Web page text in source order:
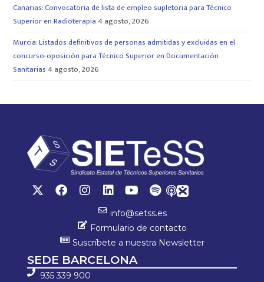
Canarias: Convocatoria de lista de empleo supletoria para Técnico
Superior en Radioterapia 4 agosto, 2026
Murcia: Listados definitivos de personas admitidas y excluidas en el
concurso-oposición para Técnico Superior en Documentación
Sanitarias 4 agosto, 2026
info@setss.es
Formulario de contacto
Suscríbete a nuestra Newsletter
SEDE BARCELONA
935 339 900